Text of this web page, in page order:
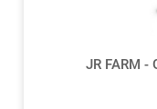
JR FARM -